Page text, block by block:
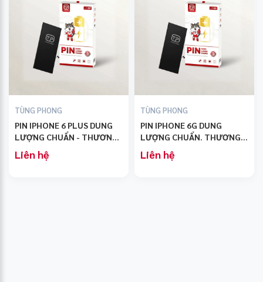
TÙNG PHONG
PIN IPHONE 6 PLUS DUNG
LƯỢNG CHUẨN - THƯƠNG
HIỆU TÙNG PHONG
Liên hệ
TÙNG PHONG
PIN IPHONE 6G DUNG
LƯỢNG CHUẨN. THƯƠNG
HIỆU TÙNG PHONG
Liên hệ